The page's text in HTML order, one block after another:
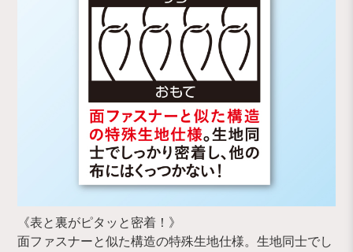
《表と裏がピタッと密着！》
面ファスナーと似た構造の特殊生地仕様。生地同士でし